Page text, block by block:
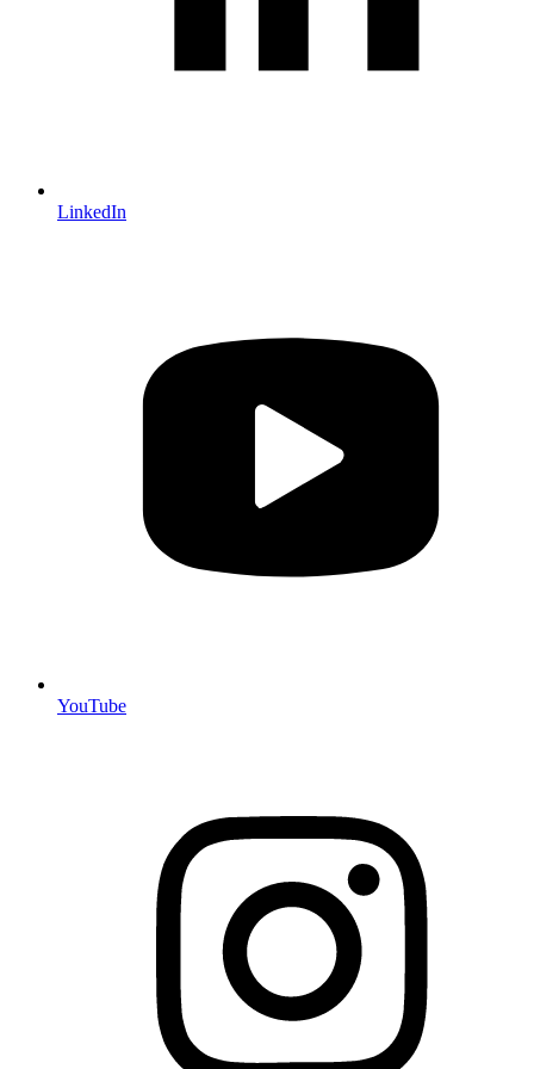
LinkedIn
YouTube